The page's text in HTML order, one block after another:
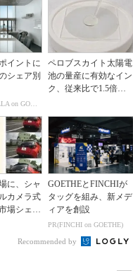
イントに
シェア別
ペロブスカイト太陽電
池の量産に有効なイン
ク、従来比で1.5倍の
に、シャ
カメラ式
場シェア
GOETHEとFINCHIが
タッグを組み、新メデ
ィアを創設
PR(FINCHI on GOETHE)
Recommended by